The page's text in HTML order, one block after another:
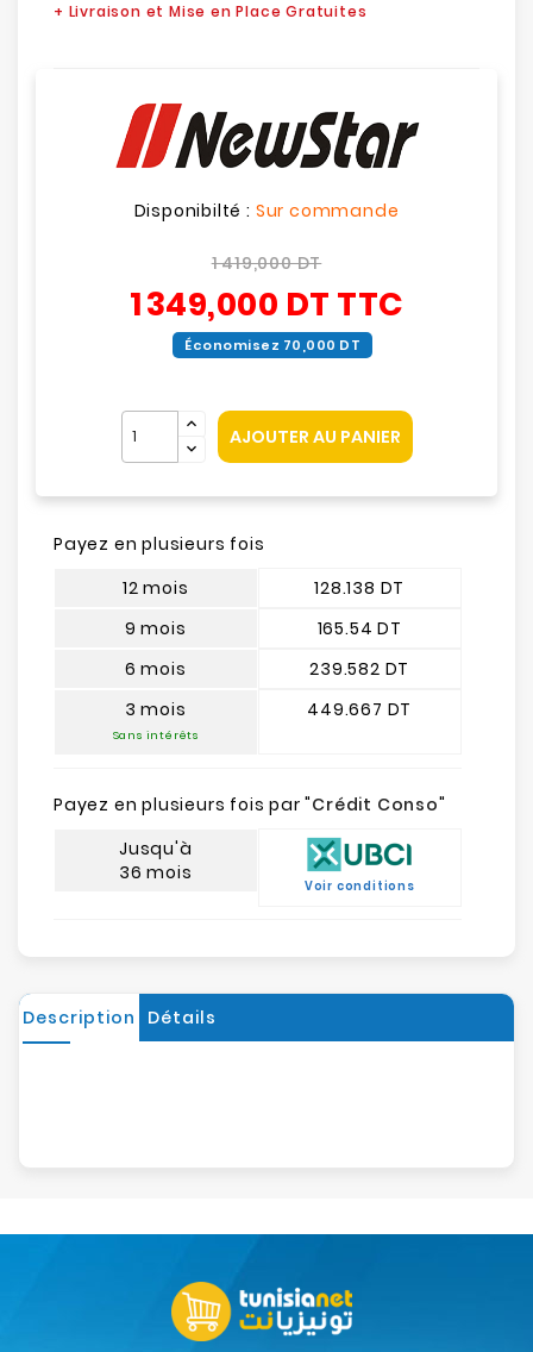
+ Livraison et Mise en Place Gratuites
Disponibilté : Sur commande
1 419,000 DT
1 349,000 DT TTC
Économisez 70,000 DT
AJOUTER AU PANIER
Payez en plusieurs fois
12 mois
9 mois
6 mois
3 mois
Sans intérêts
128.138 DT
165.54 DT
239.582 DT
449.667 DT
Payez en plusieurs fois par "Crédit Conso"
Jusqu'à
36 mois
Voir conditions
Description Détails